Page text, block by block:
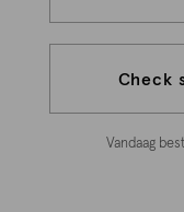
Check
Vandaag